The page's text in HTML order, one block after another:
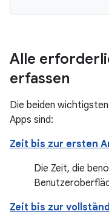
Alle
erfassen
Die beiden
Apps sind:
Zeit bis zur ersten
Die Zeit, die
Zeit bis zur